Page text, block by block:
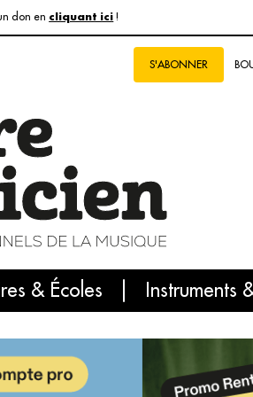
don en cliquant ici !
S'ABONNER
& Écoles Instruments
International